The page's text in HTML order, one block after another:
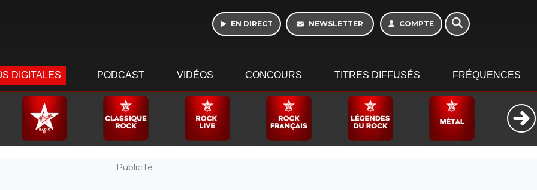
EN DIRECT NEWSLETTER COMPTE
DIGITALES PODCAST VIDÉOS CONCOURS TITRES DIFFUSÉS FRÉQUENCES
Publicité
Morning - 6h à 10h